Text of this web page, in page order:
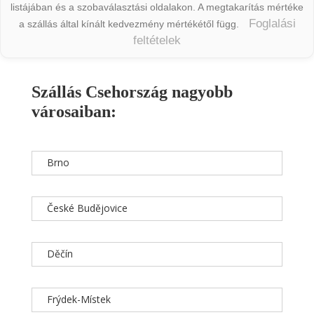
listájában és a szobaválasztási oldalakon. A megtakarítás mértéke
a szállás által kínált kedvezmény mértékétől függ.
Foglalási
feltételek
Szállás Csehország nagyobb
városaiban:
Brno
České Budějovice
Děčín
Frýdek-Místek